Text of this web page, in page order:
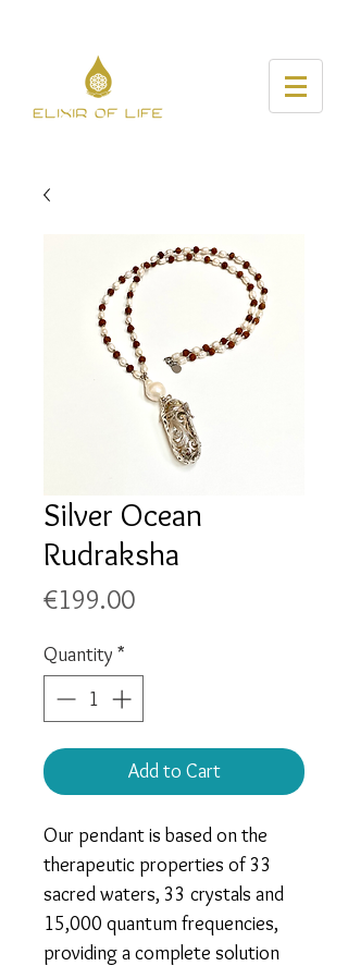
Silver Ocean
Rudraksha
€199.00Price
Quantity *
Add to Cart
Our pendant is based on the
therapeutic properties of33
sacred waters, 33 crystals and
15,000 quantum frequencies,
providing a complete solution